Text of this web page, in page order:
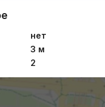
нет
3 м
2